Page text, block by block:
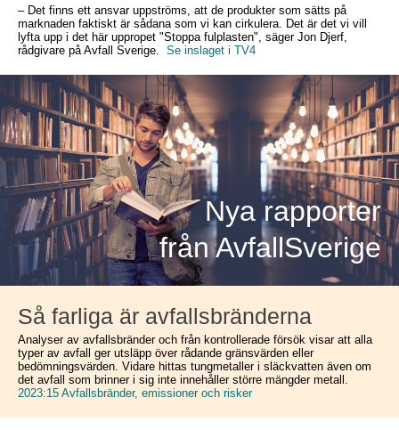
– Det finns ett ansvar uppströms, att de produkter som sätts på
marknaden faktiskt är sådana som vi kan cirkulera. Det är det vi vill
lyfta upp i det här uppropet "Stoppa fulplasten", säger Jon Djerf,
rådgivare på Avfall Sverige. Se inslaget i TV4
Nya rapporter
från AvfallSverige
Så farliga är avfallsbränderna
Analyser av avfallsbränder och från kontrollerade försök visar att alla
typer av avfall ger utsläpp över rådande gränsvärden eller
bedömningsvärden. Vidare hittas tungmetaller i släckvatten även om
det avfall som brinner i sig inte innehåller större mängder metall.
2023:15 Avfallsbränder, emissioner och risker